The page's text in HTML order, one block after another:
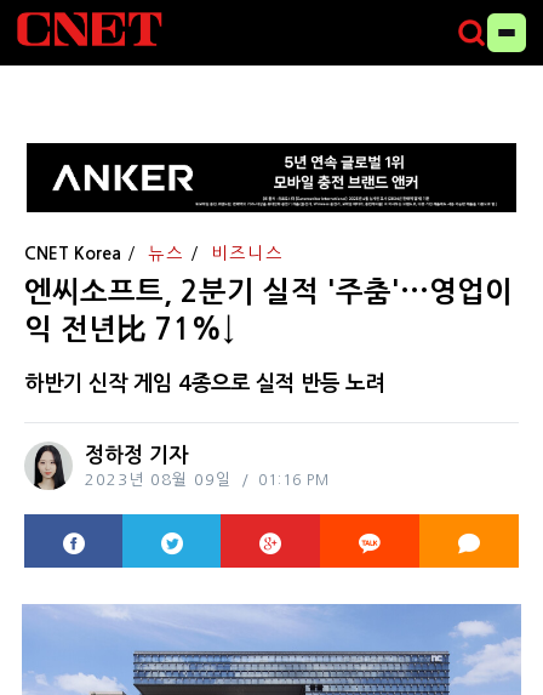
CNET Korea 뉴스 비즈니스
엔씨소프트, 2분기 실적 '주춤'···영업이
익 전년比 71%↓
하반기 신작 게임 4종으로 실적 반등 노려
정하정 기자
2023년 08월 09일 01:16 PM